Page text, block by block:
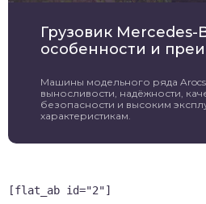
Грузовик Mercedes-
особенности и
Машины модельного ряда
выносливости, надёжности,
безопасности и высоким
характеристикам.
[flat_ab id="2"]